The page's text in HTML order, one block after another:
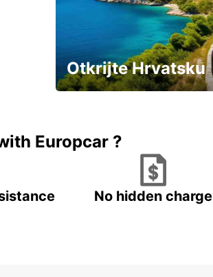
Otkrijte Hrvatsku
Europcar ?
No hidden charge